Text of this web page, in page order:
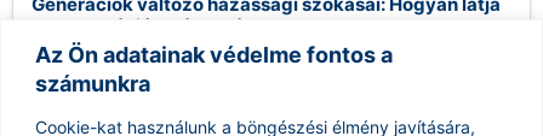
Az Ön adatainak védelme fontos a
számunkra
Cookie-kat használunk a böngészési élmény javítására,
a Z generáció a házasságot?
2026.08.07.
Az utóbbi évek statisztikái egyértelmű képet mutatnak: a
házasságok száma világszerte csökkenő tendenciát mutat,